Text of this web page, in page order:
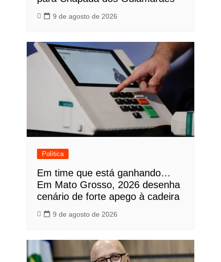
9 de agosto de 2026
Política
Em time que está ganhando…
Em Mato Grosso, 2026 desenha
cenário de forte apego à cadeira
9 de agosto de 2026